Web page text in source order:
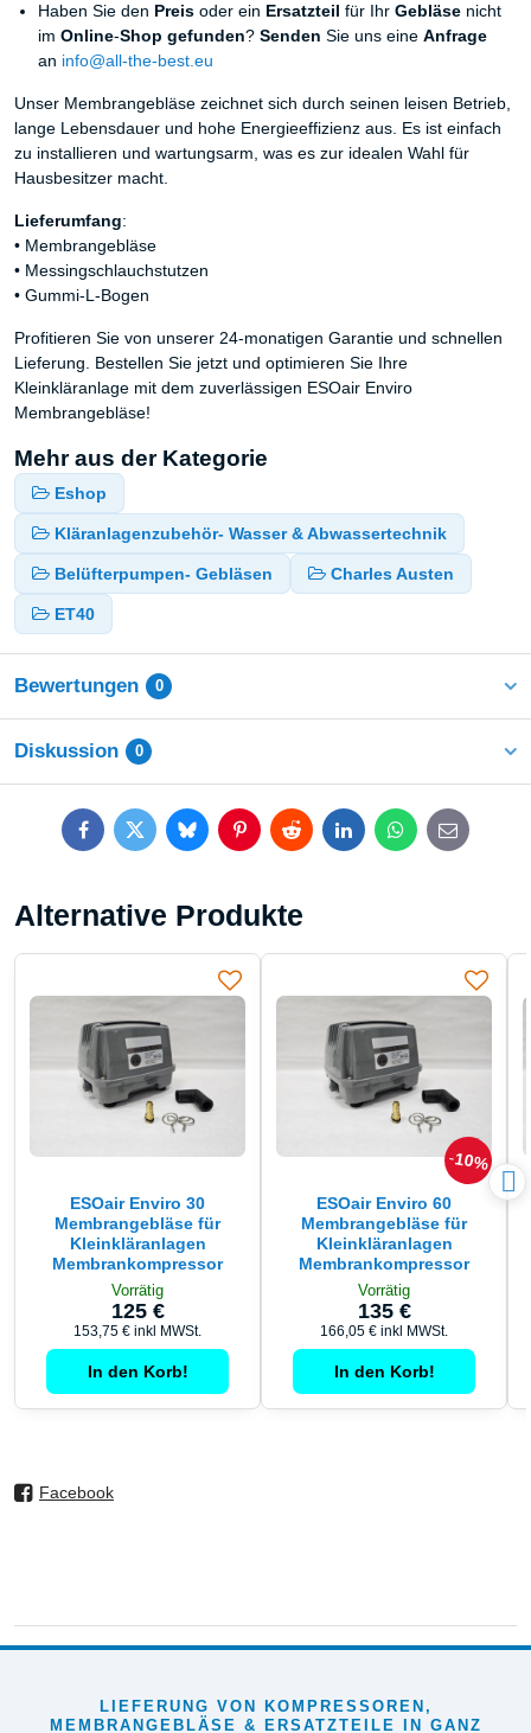
Haben Sie den Preis oder ein Ersatzteil für Ihr Gebläse nicht
im Online-Shop gefunden? Senden Sie uns eine Anfrage
an info@all-the-best.eu
Unser Membrangebläse zeichnet sich durch seinen leisen Betrieb,
lange Lebensdauer und hohe Energieeffizienz aus. Es ist einfach
zu installieren und wartungsarm, was es zur idealen Wahl für
Hausbesitzer macht.
Lieferumfang:
• Membrangebläse
• Messingschlauchstutzen
• Gummi-L-Bogen
Profitieren Sie von unserer 24-monatigen Garantie und schnellen
Lieferung. Bestellen Sie jetzt und optimieren Sie Ihre
Kleinkläranlage mit dem zuverlässigen ESOair Enviro
Membrangebläse!
Mehr aus der Kategorie
Eshop
Kläranlagenzubehör- Wasser & Abwassertechnik
Belüfterpumpen- Gebläsen Charles Austen
ET40
Bewertungen 0
Diskussion 0
FacebookTwitterBlueskyPinterestRedditLinkedInWhatsApp
E-
mail
Alternative Produkte
ESOair Enviro 30
Membrangebläse für
Kleinkläranlagen
Membrankompressor
Vorrätig
125 €
153,75 € inkl MWSt.
In den Korb!
10%
ESOair Enviro 60
Membrangebläse für
Kleinkläranlagen
Membrankompressor
Vorrätig
135 €
166,05 € inkl MWSt.
In den Korb!
Facebook
LIEFERUNG VON KOMPRESSOREN,
MEMBRANGEBLÄSE & ERSATZTEILE IN GANZ